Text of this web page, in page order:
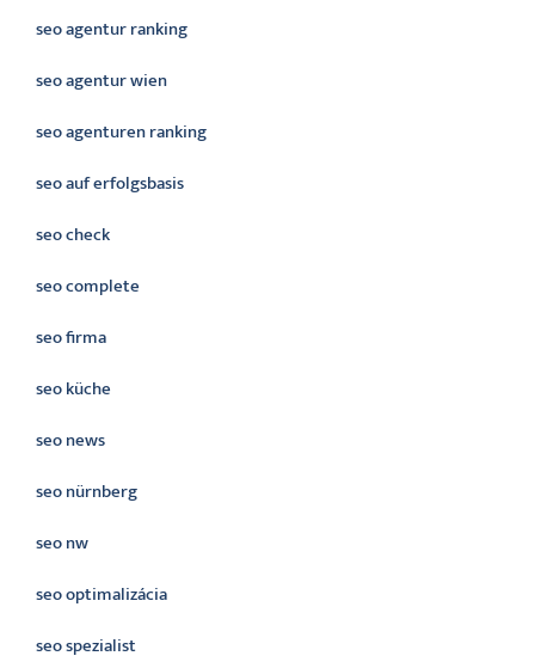
seo agentur ranking
seo agentur wien
seo agenturen ranking
seo auf erfolgsbasis
seo check
seo complete
seo firma
seo küche
seo news
seo nürnberg
seo nw
seo optimalizácia
seo spezialist